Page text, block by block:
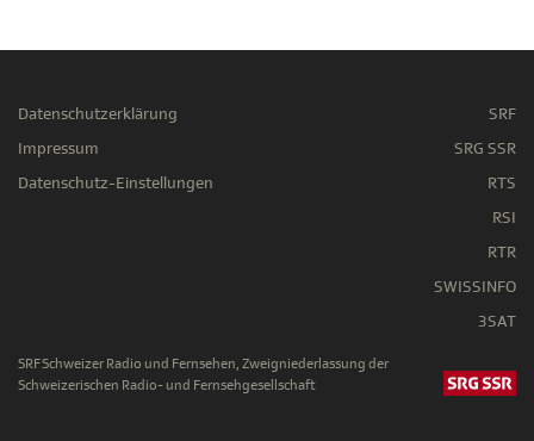
Datenschutzerklärung
Impressum
Datenschutz-Einstellungen
SRF
SRG SSR
RTS
RSI
RTR
SWISSINFO
3SAT
SRF Schweizer Radio und Fernsehen, Zweigniederlassung der
Schweizerischen Radio- und Fernsehgesellschaft